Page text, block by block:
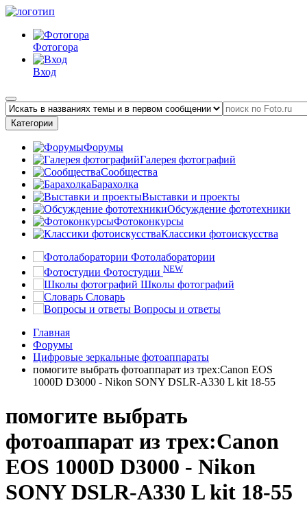
Фотогора
Вход
Категории
Форумы
Галерея фотографий
Сообщества
Барахолка
Выставки и проекты
Обсуждение фототехники
Фотоконкурсы
Классики фотоискусства
Фотолаборатории
Фотостудии NEW
Школы фотографий
Словарь
Вопросы и ответы
Главная
Форумы
Цифровые зеркальные фотоаппараты
помогите выбрать фотоаппарат из трех:Canon EOS
1000D D3000 - Nikon SONY DSLR-A330 L kit 18-55
помогите выбрать
фотоаппарат из трех:Canon
EOS 1000D D3000 - Nikon
SONY DSLR-A330 L kit 18-55